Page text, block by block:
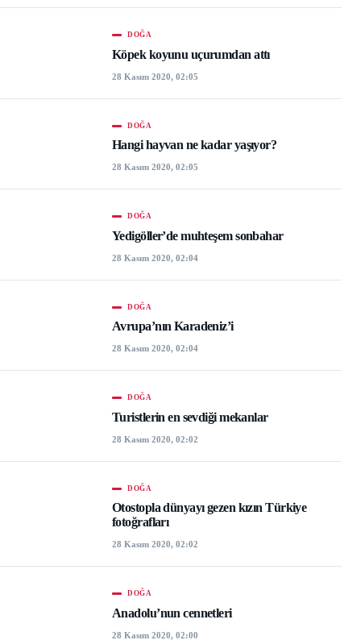
DOĞA
Köpek koyunu uçurumdan attı
28 Kasım 2020, 02:05
DOĞA
Hangi hayvan ne kadar yaşıyor?
28 Kasım 2020, 02:05
DOĞA
Yedigöller’de muhteşem sonbahar
28 Kasım 2020, 02:04
DOĞA
Avrupa’nın Karadeniz’i
28 Kasım 2020, 02:04
DOĞA
Turistlerin en sevdiği mekanlar
28 Kasım 2020, 02:02
DOĞA
Otostopla dünyayı gezen kızın Türkiye
fotoğrafları
28 Kasım 2020, 02:02
DOĞA
Anadolu’nun cennetleri
28 Kasım 2020, 02:00